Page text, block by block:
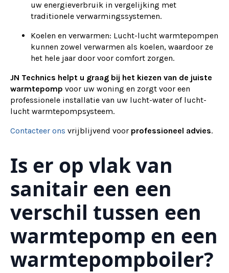
uw energieverbruik in vergelijking met
traditionele verwarmingssystemen.
Koelen en verwarmen: Lucht-lucht warmtepompen
kunnen zowel verwarmen als koelen, waardoor ze
het hele jaar door voor comfort zorgen.
JN Technics helpt u graag bij het kiezen van de juiste
warmtepomp voor uw woning en zorgt voor een
professionele installatie van uw lucht-water of lucht-
lucht warmtepompsysteem.
Contacteer ons vrijblijvend voor professioneel advies.
Is er op vlak van
sanitair een een
verschil tussen een
warmtepomp en een
warmtepompboiler?